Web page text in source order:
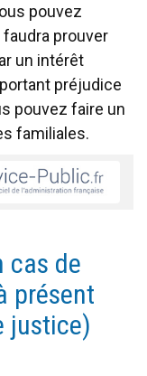
pouvez
prouver
un intérêt
préjudice
pouvez faire un
familiales.
cas de
présent
justice)